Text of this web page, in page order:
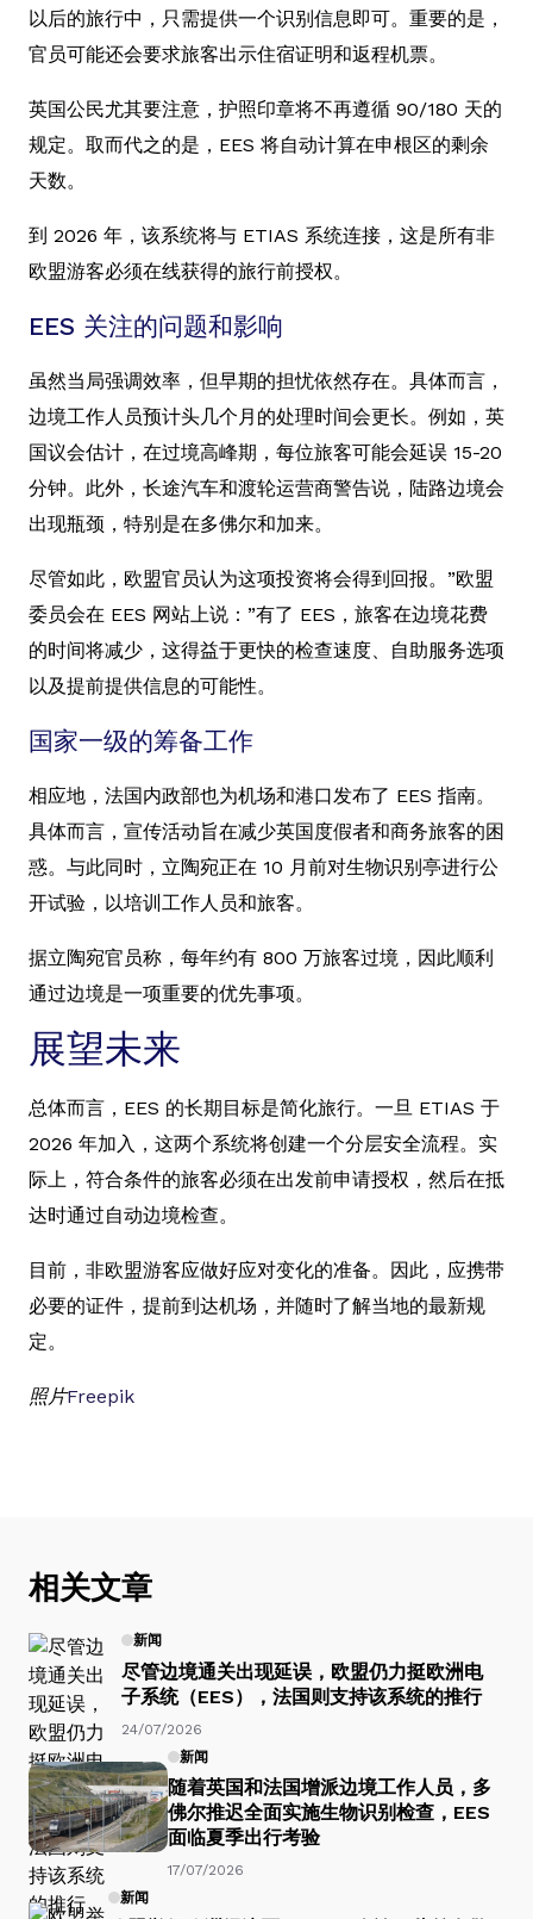
以后的旅行中，只需提供一个识别信息即可。重要的是，
官员可能还会要求旅客出示住宿证明和返程机票。
英国公民尤其要注意，护照印章将不再遵循 90/180 天的
规定。取而代之的是，EES 将自动计算在申根区的剩余
天数。
到 2026 年，该系统将与 ETIAS 系统连接，这是所有非
欧盟游客必须在线获得的旅行前授权。
EES 关注的问题和影响
虽然当局强调效率，但早期的担忧依然存在。具体而言，
边境工作人员预计头几个月的处理时间会更长。例如，英
国议会估计，在过境高峰期，每位旅客可能会延误 15-20
分钟。此外，长途汽车和渡轮运营商警告说，陆路边境会
出现瓶颈，特别是在多佛尔和加来。
尽管如此，欧盟官员认为这项投资将会得到回报。”欧盟
委员会在 EES 网站上说：”有了 EES，旅客在边境花费
的时间将减少，这得益于更快的检查速度、自助服务选项
以及提前提供信息的可能性。
国家一级的筹备工作
相应地，法国内政部也为机场和港口发布了 EES 指南。
具体而言，宣传活动旨在减少英国度假者和商务旅客的困
惑。与此同时，立陶宛正在 10 月前对生物识别亭进行公
开试验，以培训工作人员和旅客。
据立陶宛官员称，每年约有 800 万旅客过境，因此顺利
通过边境是一项重要的优先事项。
展望未来
总体而言，EES 的长期目标是简化旅行。一旦 ETIAS 于
2026 年加入，这两个系统将创建一个分层安全流程。实
际上，符合条件的旅客必须在出发前申请授权，然后在抵
达时通过自动边境检查。
目前，非欧盟游客应做好应对变化的准备。因此，应携带
必要的证件，提前到达机场，并随时了解当地的最新规
定。
照片Freepik
相关文章
新闻
尽管边境通关出现延误，欧盟仍力挺欧洲电
子系统（EES），法国则支持该系统的推行
24/07/2026
新闻
随着英国和法国增派边境工作人员，多
佛尔推迟全面实施生物识别检查，EES
面临夏季出行考验
17/07/2026
新闻